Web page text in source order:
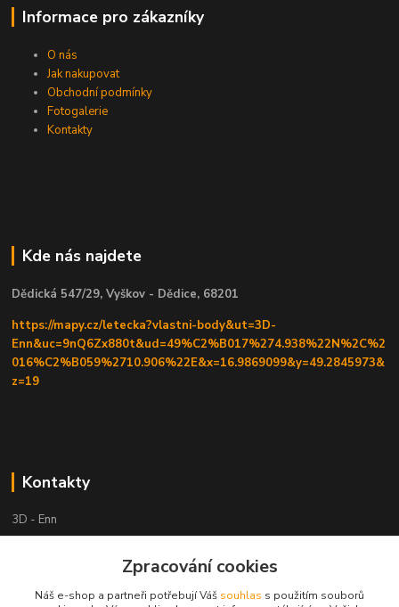
Informace pro zákazníky
O nás
Jak nakupovat
Obchodní podmínky
Fotogalerie
Kontakty
Kde nás najdete
Dědická 547/29, Vyškov - Dědice, 68201
https://mapy.cz/letecka?vlastni-body&ut=3D-
Enn&uc=9nQ6Zx880t&ud=49%C2%B017%274.938%22N%2C%2
016%C2%B059%2710.906%22E&x=16.9869099&y=49.2845973&
z=19
Kontakty
3D - Enn
+420 605525911Zpracování cookies
Náš e-shop a partneři potřebují Váš souhlas s použitím souborů